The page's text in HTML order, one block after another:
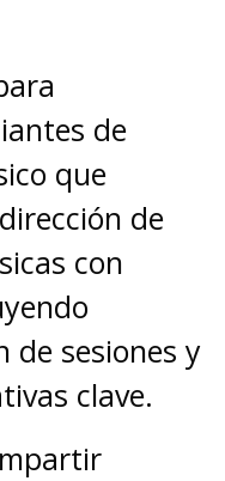
de
que
de
con
de sesiones y
clave.